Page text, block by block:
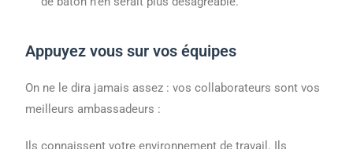
Appuyez vous sur vos équipes
On ne le dira jamais assez : vos collaborateurs sont vos
meilleurs ambassadeurs :
Ils connaissent votre environnement de travail. Ils